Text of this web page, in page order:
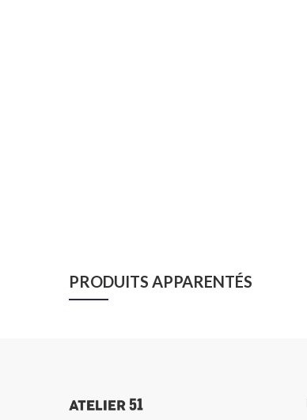
PRODUITS APPARENTÉS